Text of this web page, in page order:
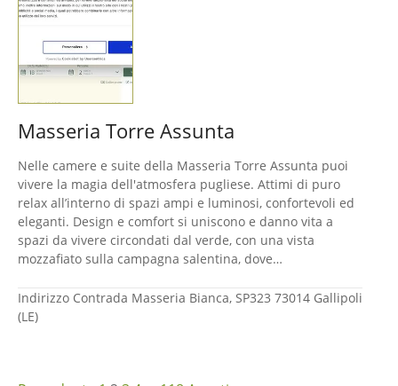
Masseria Torre Assunta
Nelle camere e suite della Masseria Torre Assunta puoi
vivere la magia dell'atmosfera pugliese. Attimi di puro
relax all’interno di spazi ampi e luminosi, confortevoli ed
eleganti. Design e comfort si uniscono e danno vita a
spazi da vivere circondati dal verde, con una vista
mozzafiato sulla campagna salentina, dove…
Indirizzo Contrada Masseria Bianca, SP323 73014 Gallipoli
(LE)